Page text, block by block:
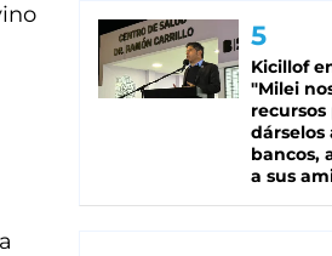
Kicillof
"Milei
recursos
dárselos
bancos,
a sus